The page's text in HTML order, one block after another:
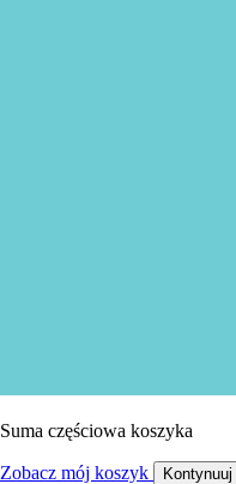
Suma częściowa koszyka
Zobacz mój koszyk